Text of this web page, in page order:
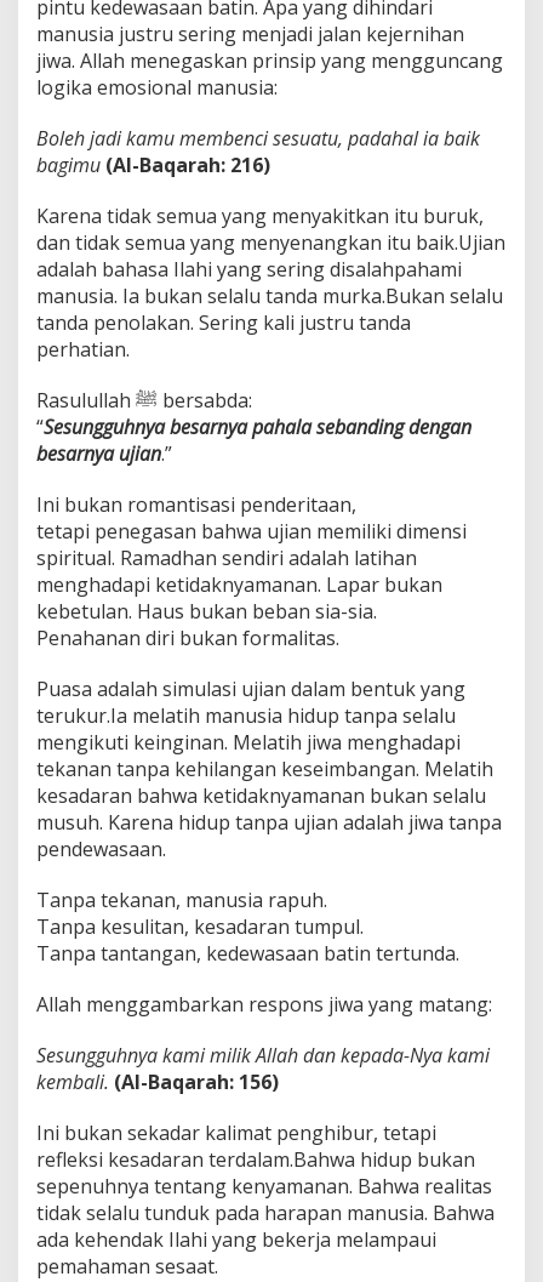
pintu kedewasaan batin. Apa yang dihindari
manusia justru sering menjadi jalan kejernihan
jiwa. Allah menegaskan prinsip yang mengguncang
logika emosional manusia:
Boleh jadi kamu membenci sesuatu, padahal ia baik
bagimu (Al-Baqarah: 216)
Karena tidak semua yang menyakitkan itu buruk,
dan tidak semua yang menyenangkan itu baik.Ujian
adalah bahasa Ilahi yang sering disalahpahami
manusia. Ia bukan selalu tanda murka.Bukan selalu
tanda penolakan. Sering kali justru tanda
perhatian.
Rasulullah ﷺ bersabda:
“Sesungguhnya besarnya pahala sebanding dengan
besarnya ujian.”
Ini bukan romantisasi penderitaan,
tetapi penegasan bahwa ujian memiliki dimensi
spiritual. Ramadhan sendiri adalah latihan
menghadapi ketidaknyamanan. Lapar bukan
kebetulan. Haus bukan beban sia-sia.
Penahanan diri bukan formalitas.
Puasa adalah simulasi ujian dalam bentuk yang
terukur.Ia melatih manusia hidup tanpa selalu
mengikuti keinginan. Melatih jiwa menghadapi
tekanan tanpa kehilangan keseimbangan. Melatih
kesadaran bahwa ketidaknyamanan bukan selalu
musuh. Karena hidup tanpa ujian adalah jiwa tanpa
pendewasaan.
Tanpa tekanan, manusia rapuh.
Tanpa kesulitan, kesadaran tumpul.
Tanpa tantangan, kedewasaan batin tertunda.
Allah menggambarkan respons jiwa yang matang:
Sesungguhnya kami milik Allah dan kepada-Nya kami
kembali. (Al-Baqarah: 156)
Ini bukan sekadar kalimat penghibur, tetapi
refleksi kesadaran terdalam.Bahwa hidup bukan
sepenuhnya tentang kenyamanan. Bahwa realitas
tidak selalu tunduk pada harapan manusia. Bahwa
ada kehendak Ilahi yang bekerja melampaui
pemahaman sesaat.